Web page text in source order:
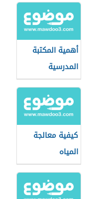
أهمية المكتبة
المدرسية
كيفية معالجة
المياه